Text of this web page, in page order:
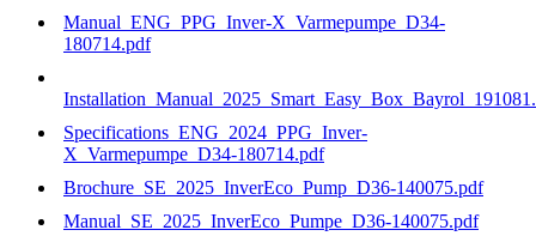
Manual_ENG_PPG_Inver-X_Varmepumpe_D34-
180714.pdf
Specifications_ENG_2024_PPG_Inver-
X_Varmepumpe_D34-180714.pdf
Brochure_SE_2025_InverEco_Pump_D36-140075.pdf
Manual_SE_2025_InverEco_Pumpe_D36-140075.pdf